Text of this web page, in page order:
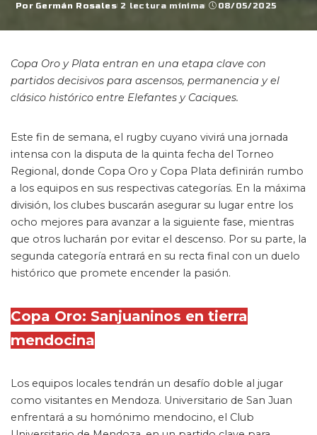
Posted
Por Germán Rosales 2 lectura mínima 08/05/2025
Copa Oro y Plata entran en una etapa clave con
partidos decisivos para ascensos, permanencia y el
clásico histórico entre Elefantes y Caciques.
Este fin de semana, el rugby cuyano vivirá una jornada
intensa con la disputa de la quinta fecha del Torneo
Regional, donde Copa Oro y Copa Plata definirán rumbo
a los equipos en sus respectivas categorías. En la máxima
división, los clubes buscarán asegurar su lugar entre los
ocho mejores para avanzar a la siguiente fase, mientras
que otros lucharán por evitar el descenso. Por su parte, la
segunda categoría entrará en su recta final con un duelo
histórico que promete encender la pasión.
Copa Oro: Sanjuaninos en tierra
mendocina
Los equipos locales tendrán un desafío doble al jugar
como visitantes en Mendoza. Universitario de San Juan
enfrentará a su homónimo mendocino, el Club